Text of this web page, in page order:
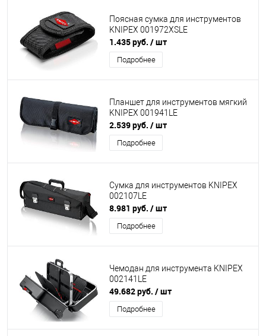
Поясная сумка для инструментов
KNIPEX 001972XSLE
1.435 руб. / шт
Подробнее
Планшет для инструментов мягкий
KNIPEX 001941LE
2.539 руб. / шт
Подробнее
Сумка для инструментов KNIPEX
002107LE
8.981 руб. / шт
Подробнее
Чемодан для инструмента KNIPEX
002141LE
49.682 руб. / шт
Подробнее